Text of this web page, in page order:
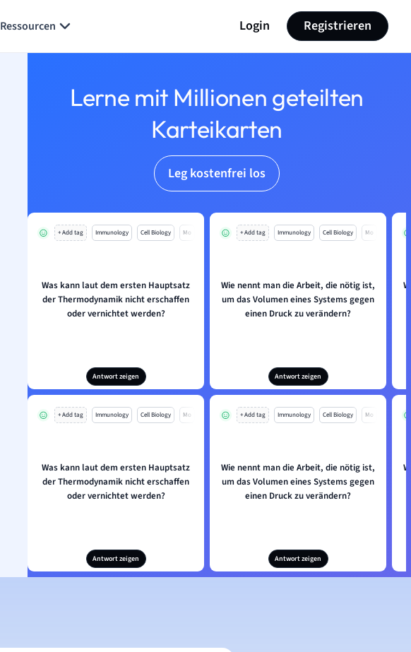
Ressourcen Login Registrieren
Lerne mit Millionen geteilten
Karteikarten
Leg kostenfrei los
+ Add tag Immunology Cell Biology Mo
Was kann laut dem ersten Hauptsatz
der Thermodynamik nicht erschaffen
oder vernichtet werden?
Antwort zeigen
+ Add tag Immunology Cell Biology Mo
Wie nennt man die Arbeit, die nötig ist,
um das Volumen eines Systems gegen
einen Druck zu verändern?
Antwort zeigen
+ Add tag Immunology Cell Biology Mo
Was kann laut dem ersten Hauptsatz
der Thermodynamik nicht erschaffen
oder vernichtet werden?
Antwort zeigen
+ Add tag Immunology Cell Biology Mo
Wie nennt man die Arbeit, die nötig ist,
um das Volumen eines Systems gegen
einen Druck zu verändern?
Antwort zeigen